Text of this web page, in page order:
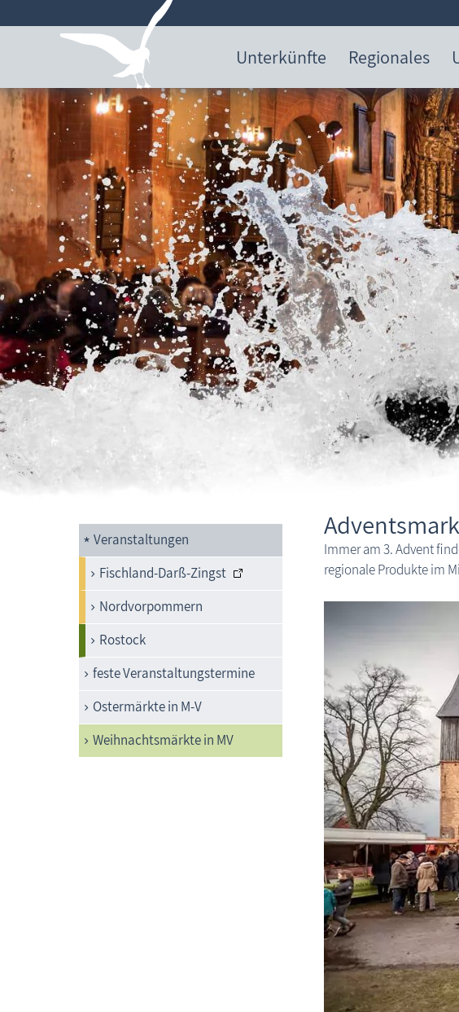
Unterkünfte Regionales
Veranstaltungen
Fischland-Darß-Zingst
Nordvorpommern
Rostock
feste Veranstaltungstermine
Ostermärkte in M-V
Weihnachtsmärkte in MV
Immer am 3. Advent
regionale Produkte im